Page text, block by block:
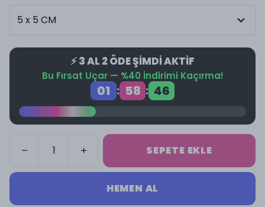
⚡ 3 AL 2 ÖDE ŞİMDİ AKTİF
Bu Fırsat Uçar — %40 İndirimi Kaçırma!
01 : 58 : 46
SEPETE EKLE
HEMEN AL